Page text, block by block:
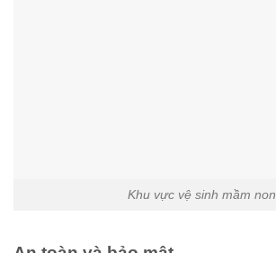
Khu vực vệ sinh mầm non